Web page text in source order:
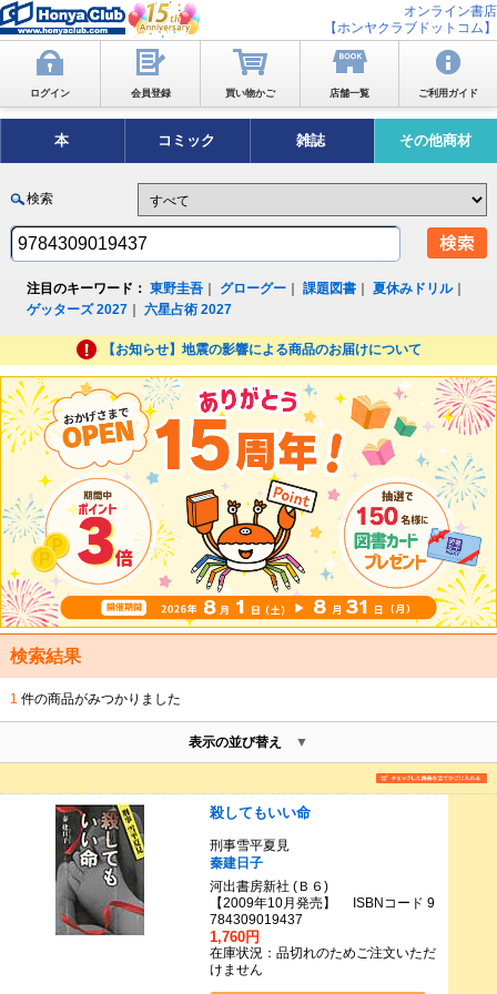
オンライン書店
【ホンヤクラブドットコム】
ログイン 会員登録 買い物かご 店舗一覧 ご利用ガイド
本 コミック 雑誌 その他商材
検索
注目のキーワード： 東野圭吾 グローグー ｜課題図書 ｜夏休みドリル｜
ゲッターズ 2027 ｜六星占術 2027
【お知らせ】地震の影響による商品のお届けについて
検索結果
1 件の商品がみつかりました
表示の並び替え
殺してもいい命
刑事雪平夏見
秦建日子
河出書房新社 (Ｂ６)
【2009年10月発売】 ISBNコード 9
784309019437
1,760円
在庫状況：品切れのためご注文いただ
けません